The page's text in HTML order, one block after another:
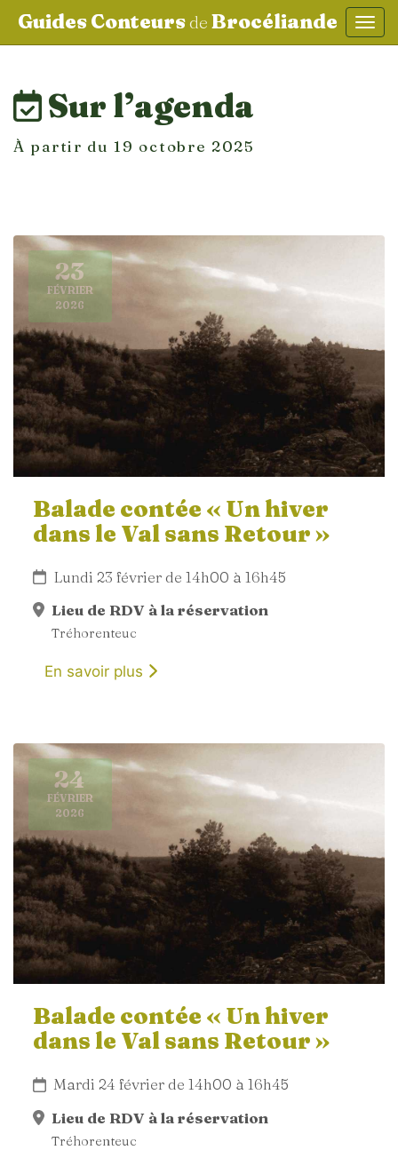
Guides Conteursde Brocéliande
Sur l’agenda
À partir du 19 octobre 2025
23
FÉVRIER
2026
Balade contée « Un hiver
dans le Val sans Retour »
Lundi 23 février de 14h00 à 16h45
Lieu de RDV à la réservation
Tréhorenteuc
En savoir plus
24
FÉVRIER
2026
Balade contée « Un hiver
dans le Val sans Retour »
Mardi 24 février de 14h00 à 16h45
Lieu de RDV à la réservation
Tréhorenteuc